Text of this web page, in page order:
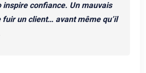
inspire confiance. Un mauvais
un client… avant même qu’il